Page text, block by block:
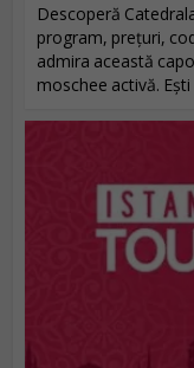
Descoperă
program, prețuri,
admira această
moschee activă. Ești